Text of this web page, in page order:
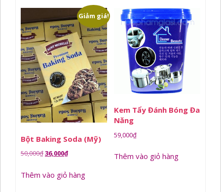
Giảm giá!
Bột Baking Soda (Mỹ)
50,000₫Giá
là:
36,000₫Giá
tại
Thêm vào giỏ hàng
Kem Tẩy Đánh Bóng Đa
Năng
59,000₫
Thêm vào giỏ hàng